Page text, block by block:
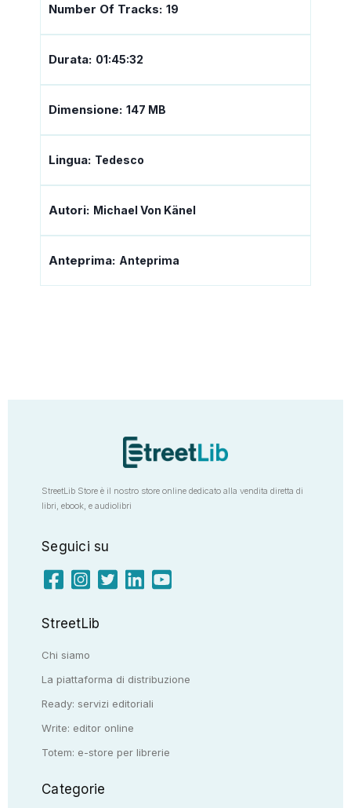
Number Of Tracks: 19
Durata: 01:45:32
Dimensione: 147 MB
Lingua: Tedesco
Autori: Michael Von Känel
Anteprima: Anteprima
StreetLib Store è il nostro store online dedicato alla vendita diretta di
libri, ebook, e audiolibri
Seguici su
StreetLib
Chi siamo
La piattaforma di distribuzione
Ready: servizi editoriali
Write: editor online
Totem: e-store per librerie
Categorie